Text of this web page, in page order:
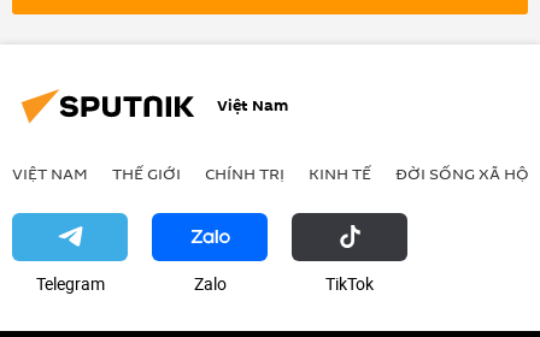
FDI
tăng trưởng kinh tế
xuất khẩu
nhập khẩu
doanh nghiệp
Việt Nam
VIỆT NAM THẾ GIỚI CHÍNH TRỊ KINH TẾ ĐỜI SỐNG XÃ HỘI
Telegram Zalo ТikТоk